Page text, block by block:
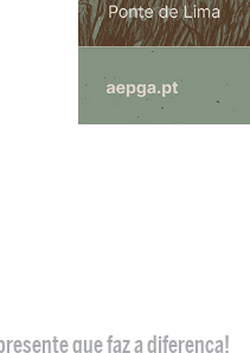
que faz a diferença!